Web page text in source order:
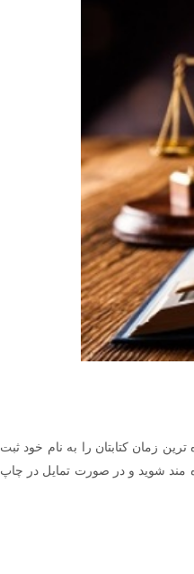
زمان کتابتان را به نام خود ثبت
مند شوید و در صورت تمایل در چاپ